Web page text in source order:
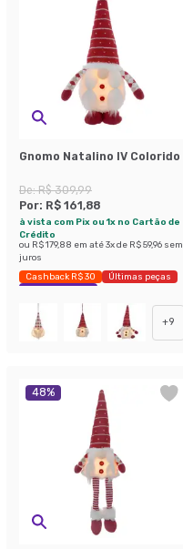
Gnomo Natalino IV Colorido
De:R$ 309,99
Por: R$ 161,88
à vista com Pix ou 1x no Cartão de
Crédito
ou R$ 179,88 em até3x de R$ 59,96 sem
juros
Cashback R$ 30
Últimas peças
Economize 47%
+9
48%